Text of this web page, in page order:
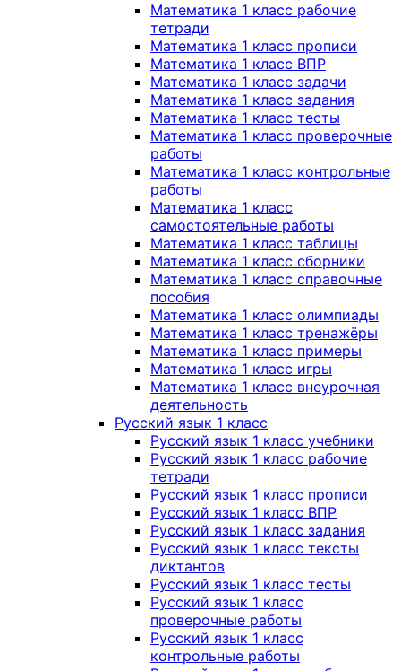
Математика 1 класс рабочие
тетради
Математика 1 класс прописи
Математика 1 класс ВПР
Математика 1 класс задачи
Математика 1 класс задания
Математика 1 класс тесты
Математика 1 класс проверочные
работы
Математика 1 класс контрольные
работы
Математика 1 класс
самостоятельные работы
Математика 1 класс таблицы
Математика 1 класс сборники
Математика 1 класс справочные
пособия
Математика 1 класс олимпиады
Математика 1 класс тренажёры
Математика 1 класс примеры
Математика 1 класс игры
Математика 1 класс внеурочная
деятельность
Русский язык 1 класс
Русский язык 1 класс учебники
Русский язык 1 класс рабочие
тетради
Русский язык 1 класс прописи
Русский язык 1 класс ВПР
Русский язык 1 класс задания
Русский язык 1 класс тексты
диктантов
Русский язык 1 класс тесты
Русский язык 1 класс
проверочные работы
Русский язык 1 класс
контрольные работы